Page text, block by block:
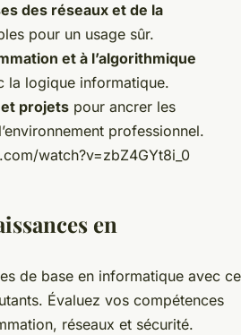
des réseaux et de la
pour un usage sûr.
et à l’algorithmique
la logique informatique.
projets pour ancrer les
professionnel.
watch?v=zbZ4GYt8i_0
en
de base en informatique avec ce
Évaluez vos compétences
réseaux et sécurité.